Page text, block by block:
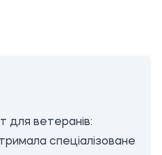
для ветеранів:
спеціалізоване